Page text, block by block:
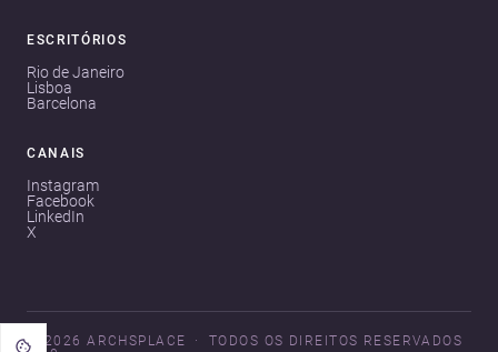
ESCRITÓRIOS
Rio de Janeiro
Lisboa
Barcelona
CANAIS
Instagram
Facebook
LinkedIn
X
© 2026 ARCHSPLACE
TODOS OS DIREITOS RESERVADOS